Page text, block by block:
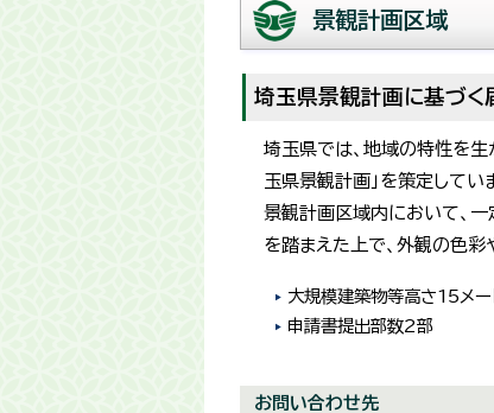
景観計画区域
埼玉県景観計画に基づく
埼玉県では、地域の特性を生
玉県景観計画」を策定してい
景観計画区域内において、
を踏まえた上で、外観の色彩
大規模建築物等高さ15メ
申請書提出部数2部
お問い合わせ先